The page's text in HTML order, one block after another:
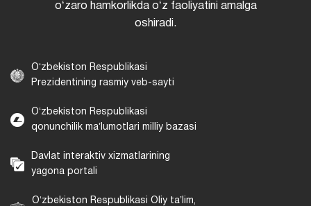
oʻzaro hamkorlikda oʻz faoliyatini amalga
oshiradi.
Oʻzbekiston Respublikasi
Prezidentining rasmiy veb-sayti
Oʻzbekiston Respublikasi
qonunchilik maʼlumotlari milliy bazasi
Davlat interaktiv xizmatlarining
yagona portali
Oʻzbekiston Respublikasi Oliy taʼlim,